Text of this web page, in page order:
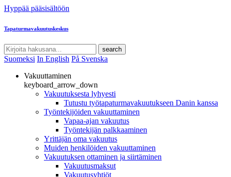
Hyppää pääsisältöön
Tapaturmavakuutuskeskus
search
Suomeksi In English På Svenska
Vakuuttaminen
keyboard_arrow_down
Vakuutuksesta lyhyesti
Tutustu työtapaturmavakuutukseen Danin kanssa
Työntekijöiden vakuuttaminen
Vapaa-ajan vakuutus
Työntekijän palkkaaminen
Yrittäjän oma vakuutus
Muiden henkilöiden vakuuttaminen
Vakuutuksen ottaminen ja siirtäminen
Vakuutusmaksut
Vakuutusyhtiöt